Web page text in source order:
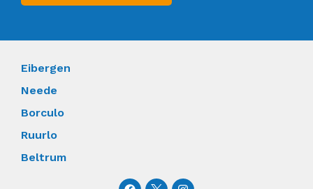
Eibergen
Neede
Borculo
Ruurlo
Beltrum
F
I